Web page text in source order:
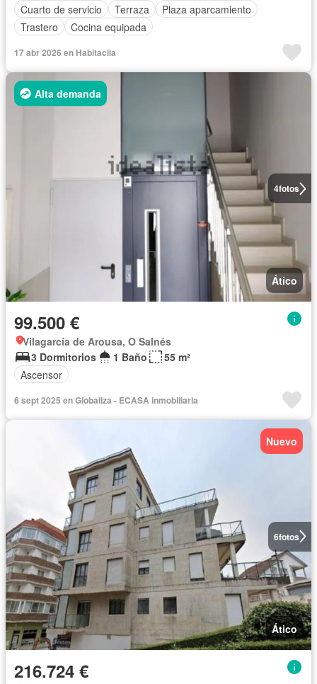
Cuarto de servicio
Terraza
Plaza aparcamiento
Trastero
Cocina equipada
17 abr 2026 en Habitaclia
4fotos
Alta demanda
Ático
99.500 €
Vilagarcía de Arousa, O Salnés
3 Dormitorios
1 Baño
55 m²
Ascensor
6 sept 2025 en Globaliza - ECASA inmobiliaria
6fotos
Nuevo
Ático
216.724 €